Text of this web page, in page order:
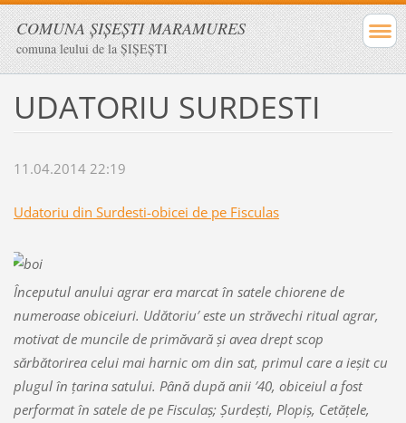
COMUNA ŞIŞEŞTI MARAMURES
comuna leului de la ŞIŞEŞTI
UDATORIU SURDESTI
11.04.2014 22:19
Udatoriu din Surdesti-obicei de pe Fisculas
Începutul anului agrar era marcat în satele chiorene de
numeroase obiceiuri. Udătoriu′ este un străvechi ritual agrar,
motivat de muncile de primăvară şi avea drept scop
sărbătorirea celui mai harnic om din sat, primul care a ieşit cu
plugul în ţarina satului. Până după anii ′40, obiceiul a fost
performat în satele de pe Fisculaş; Şurdeşti, Plopiş, Cetăţele,